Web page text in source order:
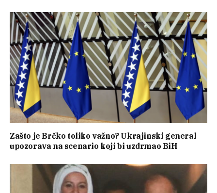
Zašto je Brčko toliko važno? Ukrajinski general
upozorava na scenario koji bi uzdrmao BiH